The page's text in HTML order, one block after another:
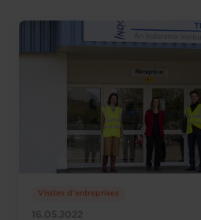
16.05.2022
Visites d'entreprises